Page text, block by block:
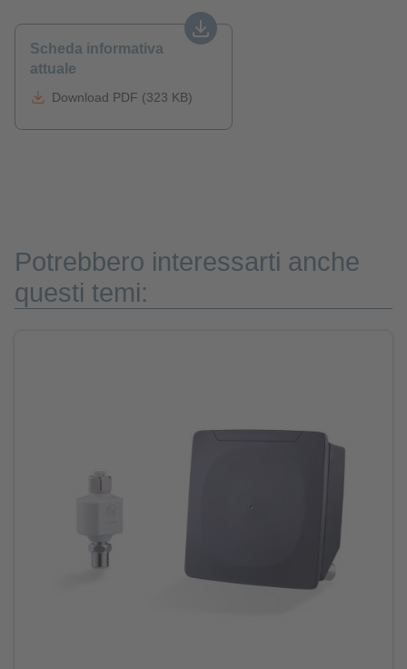
Scheda informativa
attuale
Download PDF (323 KB)
Potrebbero interessarti anche
questi temi: